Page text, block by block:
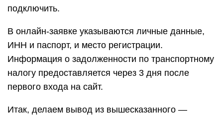
подключить.
В онлайн-заявке указываются личные данные,
ИНН и паспорт, и место регистрации.
Информация о задолженности по транспортному
налогу предоставляется через 3 дня после
первого входа на сайт.
Итак, делаем вывод из вышесказанного —